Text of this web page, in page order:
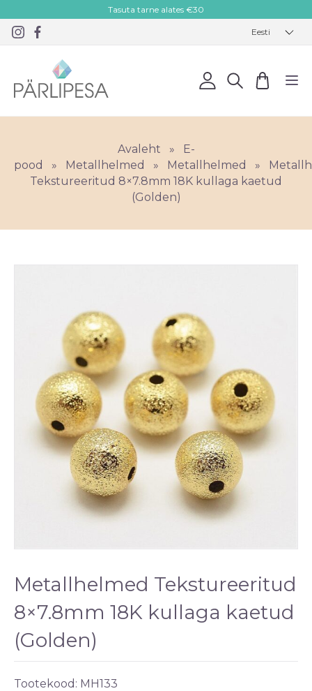
Tasuta tarne alates €30
Eesti
Avaleht »
E-
pood
» Metallhelmed » Metallhelmed »
Tekstureeritud 8×7.8mm 18K kullaga kaetud
(Golden)
Metallhelmed Tekstureeritud
8×7.8mm 18K kullaga kaetud
(Golden)
Tootekood: MH133